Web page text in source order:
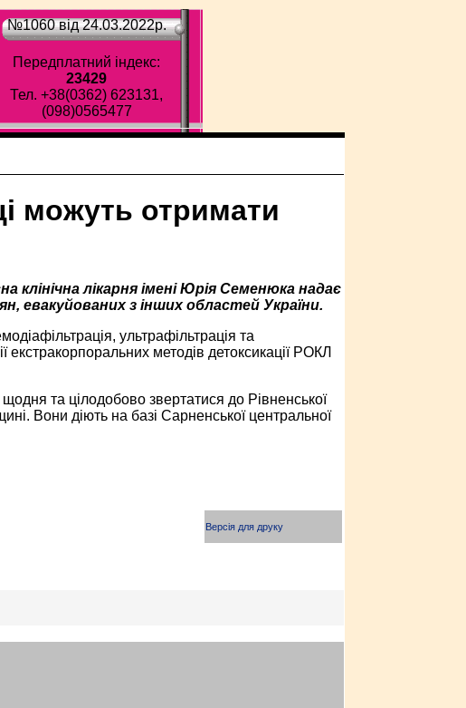
№1060 від 24.03.2022p.
Передплатний індекс:
23429
Тел. +38(0362) 623131,
(098)0565477
можуть отримати
клінічна лікарня імені Юрія Семенюка надає
евакуйованих з інших областей України.
ультрафільтрація та
екстракорпоральних методів детоксикації РОКЛ
та цілодобово звертатися до Рівненської
Вони діють на базі Сарненської центральної
Версія для друку